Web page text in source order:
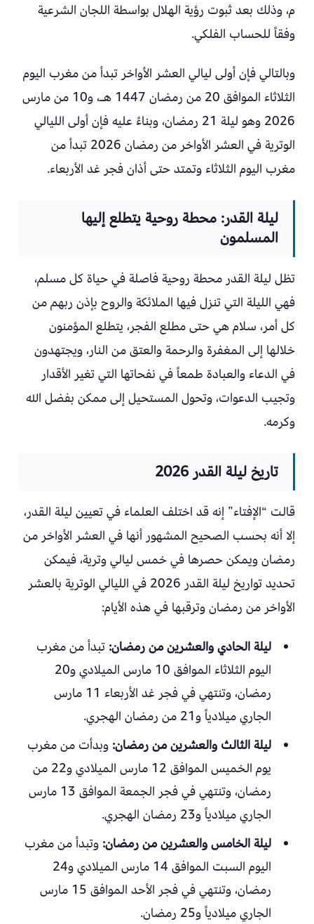
م، وذلك بعد ثبوت رؤية الهلال بواسطة اللجان الشرعية
وفقاً للحساب الفلكي.
وبالتالي فإن أولى ليالي العشر الأواخر تبدأ من مغرب اليوم
الثلاثاء الموافق 20 من رمضان 1447 هـ، و10 من مارس
2026 وهو ليلة 21 رمضان، وبناءً عليه فإن أولى الليالي
الوترية في العشر الأواخر من رمضان 2026 تبدأ من
مغرب اليوم الثلاثاء وتمتد حتى أذان فجر غد الأربعاء.
ليلة القدر: محطة روحية يتطلع إليها
المسلمون
تظل ليلة القدر محطة روحية فاصلة في حياة كل مسلم،
فهي الليلة التي تنزل فيها الملائكة والروح بإذن ربهم من
كل أمر، سلام هي حتى مطلع الفجر، يتطلع المؤمنون
خلالها إلى المغفرة والرحمة والعتق من النار، ويجتهدون
في الدعاء والعبادة طمعاً في نفحاتها التي تغير الأقدار
وتجيب الدعوات، وتحول المستحيل إلى ممكن بفضل الله
وكرمه.
تاريخ ليلة القدر 2026
قالت “الإفتاء” إنه قد اختلف العلماء في تعيين ليلة القدر،
إلا أنه بحسب الصحيح المشهور أنها في العشر الأواخر من
رمضان ويمكن حصرها في خمس ليالي وترية، فيمكن
تحديد تواريخ ليلة القدر 2026 في الليالي الوترية بالعشر
الأواخر من رمضان وترقبها في هذه الأيام:
ليلة الحادي والعشرين من رمضان: تبدأ من مغرب
اليوم الثلاثاء الموافق 10 مارس الميلادي و20
رمضان، وتنتهي في فجر غد الأربعاء 11 مارس
الجاري ميلادياً و21 من رمضان الهجري.
ليلة الثالث والعشرين من رمضان: وبدأت من مغرب
يوم الخميس الموافق 12 مارس الميلادي و22 من
رمضان، وتنتهي في فجر الجمعة الموافق 13 مارس
الجاري ميلادياً و23 رمضان الهجري.
ليلة الخامس والعشرين من رمضان: وتبدأ من مغرب
اليوم السبت الموافق 14 مارس الميلادي و24
رمضان، وتنتهي في فجر الأحد الموافق 15 مارس
الجاري ميلادياً و25 رمضان.